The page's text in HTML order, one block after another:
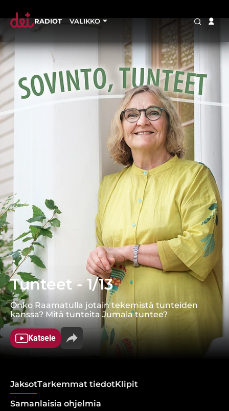
RADIOT VALIKKO
Tunteet - 1/13
Onko Raamatulla jotain tekemistä tunteiden
kanssa? Mitä tunteita Jumala tuntee?
Katsele
JaksotTarkemmat tiedotKlipit
Samanlaisia ohjelmia